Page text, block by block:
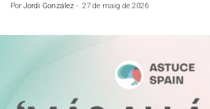
Por Jordi González - 27 de maig de 2026